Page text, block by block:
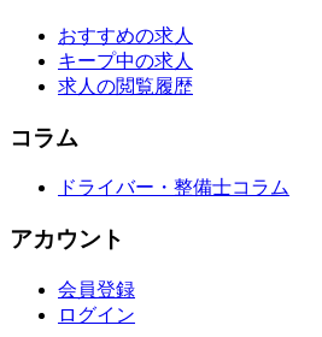
おすすめの求人
キープ中の求人
求人の閲覧履歴
コラム
ドライバー・整備士コラム
アカウント
会員登録
ログイン